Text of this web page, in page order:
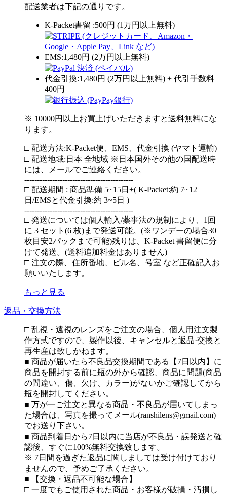
配送業者は下記の通りです。
K-Packet書留 :500円 (1万円以上無料)
EMS:1,480円 (2万円以上無料)
代金引換:1,480円 (2万円以上無料) + 代引手数料
400円
※ 10000円以上お買上げいただきますと送料無料にな
ります。
□ 配送方法:K-Packet便、EMS、代金引換 (ヤマト運輸)
□ 配送地域:日本 全地域 ※日本国外その他の国配送時
には、メールでご連絡ください。
-------------------------------------------
□ 配送期間 : 商品準備 5~15日+( K-Packet:約 7~12
日/EMSと代金引換:約 3~5日 )
-------------------------------------------
□ 発送については個人輸入/薬事法の規制により、1回
に 3 セット(6 枚)まで発送可能。(※ワンデーの場合30
枚目安2パックまで可能)残りは、K-Packet 書留便に分
けて発送。(送料追加料金はありません)
□ 注文の際、住所番地、ビル名、号室 など正確記入お
願いいたします。
もっと見る
返品・交換方法
□ 乱視・遠視のレンズをご注文の場合、個人用注文製
作方式ですので、製作以後、キャンセルと返品·交換と
再生産は致しかねます。
■ 商品が届いたら不良品交換期間である【7日以内】に
商品を開封する前に瓶の外から確認、商品に問題(商品
の間違い、傷、欠け、カラー)がないかご確認してから
瓶を開封してください。
■ 万が一ご注文と異なる商品・不良品が届いてしまっ
た場合は、写真を撮ってメール(ranshilens@gmail.com)
でお送り下さい。
■ 商品到着日から7日以内に当店が不良品・誤発送と確
認後、すぐに100%無料交換致します。
※ 7日間を過ぎた返品に関しましては受け付けており
ませんので、予めご了承ください。
■ 【交換・返品不可能な場合】
□ 一度でもご使用された商品・お客様が破損・汚損し